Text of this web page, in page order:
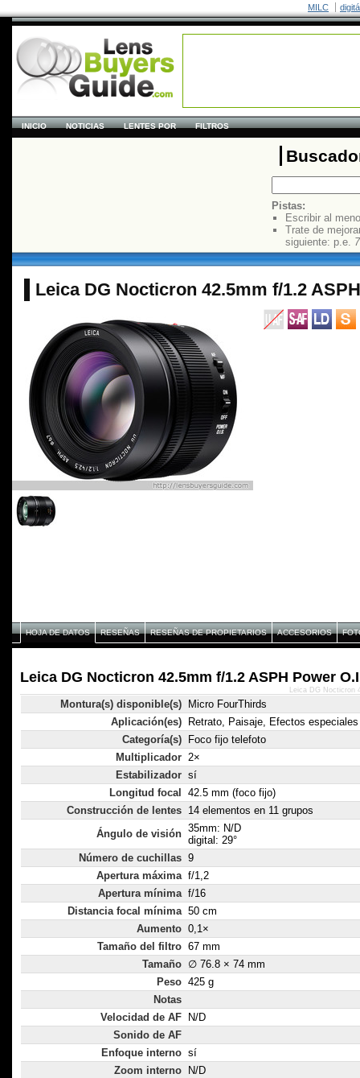
MILC
INICIO NOTICIAS LENTES POR FILTROS
Pistas:
Escribir al
Trate de
siguiente: p.e.
Leica DG Nocticron 42.5mm f/1.2
HOJA DE DATOS RESEÑAS RESEÑAS DE PROPIETARIOS ACCESORIOS
Leica DG Nocticron 42.5mm f/1.2 ASPH Power
Montura(s) disponible(s)
Micro FourThirds
Aplicación(es)
Retrato, Paisaje, Efectos especiales
Categoría(s)
Foco fijo telefoto
Multiplicador 2×
Estabilizador sí
Longitud focal
42.5 mm (foco fijo)
Construcción de lentes 14 elementos en 11 grupos
Ángulo de visión 35mm: N/D
digital: 29°
Número de cuchillas 9
Apertura máxima f/1,2
Apertura mínima f/16
Distancia focal mínima 50 cm
Aumento 0,1×
Tamaño del filtro 67 mm
Tamaño ∅ 76.8 × 74 mm
Peso 425 g
Notas
Velocidad de AF
N/D
Sonido de AF
Enfoque interno sí
Zoom interno
N/D
Leica DG Nocticron